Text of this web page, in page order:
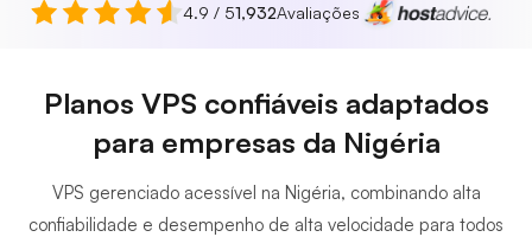
4.9 / 51,932Avaliações
Planos VPS confiáveis adaptados
para empresas da Nigéria
VPS gerenciado acessível na Nigéria, combinando alta
confiabilidade e desempenho de alta velocidade para todos